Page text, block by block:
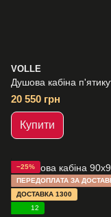
VOLLE
Душова кабіна
20 550 грн
Купити
−25%
ПЕРЕДОПЛАТА ЗА
ДОСТАВКА 1300
12